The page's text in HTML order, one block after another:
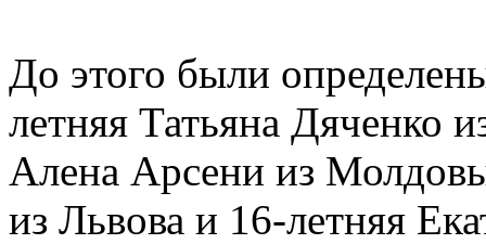
До этого были
летняя Татьяна Дяченко
Алена Арсени из
из Львова и 16-летняя